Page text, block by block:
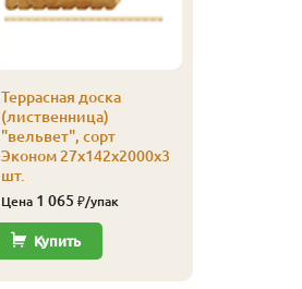
Террасная доска
(лиственница)
"вельвет", сорт
Эконом 27х142х2000х3
шт.
Цена 1 065 ₽/упак
Купить